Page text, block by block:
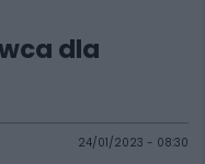
dla
24/01/2023 - 08:30